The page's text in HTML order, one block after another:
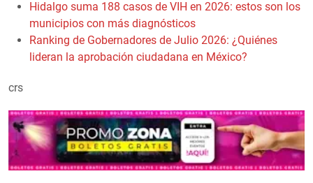
Hidalgo suma 188 casos de VIH en 2026: estos son los
municipios con más diagnósticos
Ranking de Gobernadores de Julio 2026: ¿Quiénes
lideran la aprobación ciudadana en México?
crs